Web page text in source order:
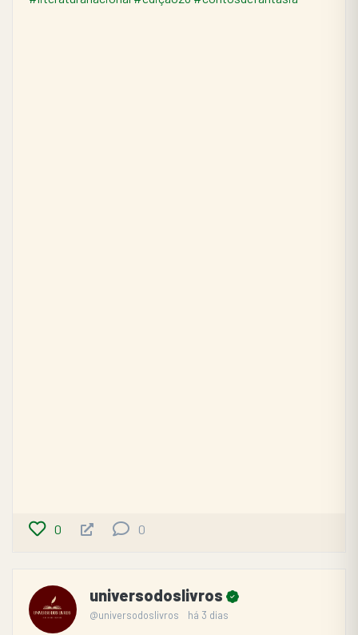
0 0
universodoslivros
@universodoslivros há 3 dias